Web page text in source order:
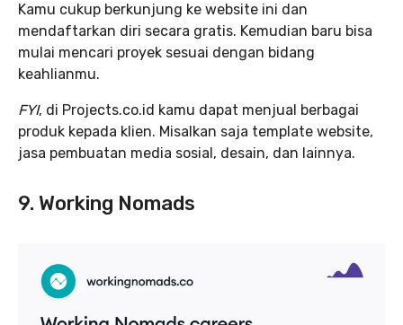
Kamu cukup berkunjung ke website ini dan
mendaftarkan diri secara gratis. Kemudian baru bisa
mulai mencari proyek sesuai dengan bidang
keahlianmu.
FYI, di Projects.co.id kamu dapat menjual berbagai
produk kepada klien. Misalkan saja template website,
jasa pembuatan media sosial, desain, dan lainnya.
9. Working Nomads